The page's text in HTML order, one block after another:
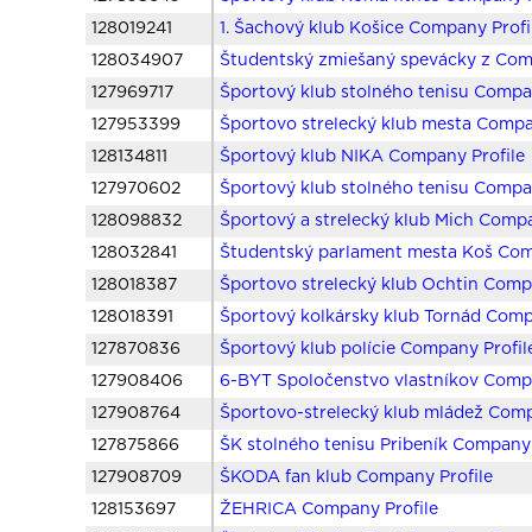
128019241
1. Šachový klub Košice Company
128034907
Študentský zmiešaný spevácky z
127969717
Športový klub stolného tenisu
127953399
Športovo strelecký klub mesta
128134811
Športový klub NIKA Company Profile
127970602
Športový klub stolného tenisu
128098832
Športový a strelecký klub Mich
128032841
Študentský parlament mesta Koš
128018387
Športovo strelecký klub Ochtin
128018391
Športový kolkársky klub Tornád
127870836
Športový klub polície Company
127908406
6-BYT Spoločenstvo vlastníkov
127908764
Športovo-strelecký klub mládež
127875866
ŠK stolného tenisu Pribeník
127908709
ŠKODA fan klub Company Profile
128153697
ŽEHRICA Company Profile